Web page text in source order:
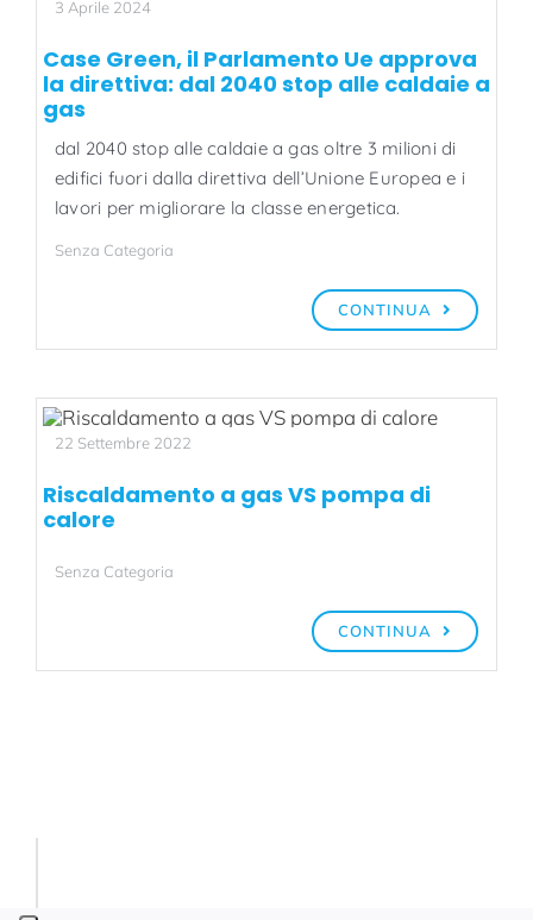
3 Aprile 2024
Case Green, il Parlamento Ue approva
la direttiva: dal 2040 stop alle caldaie a
gas
dal 2040 stop alle caldaie a gas oltre 3 milioni di
edifici fuori dalla direttiva dell’Unione Europea e i
lavori per migliorare la classe energetica.
Senza Categoria
CONTINUA
22 Settembre 2022
Riscaldamento a gas VS pompa di
calore
Senza Categoria
CONTINUA